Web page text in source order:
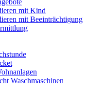
mit Kind
mit Beeinträchtigung
Waschmaschinen